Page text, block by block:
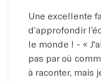
Une excellente
d’approfondir
le monde ! - «
pas par où
à raconter, mais